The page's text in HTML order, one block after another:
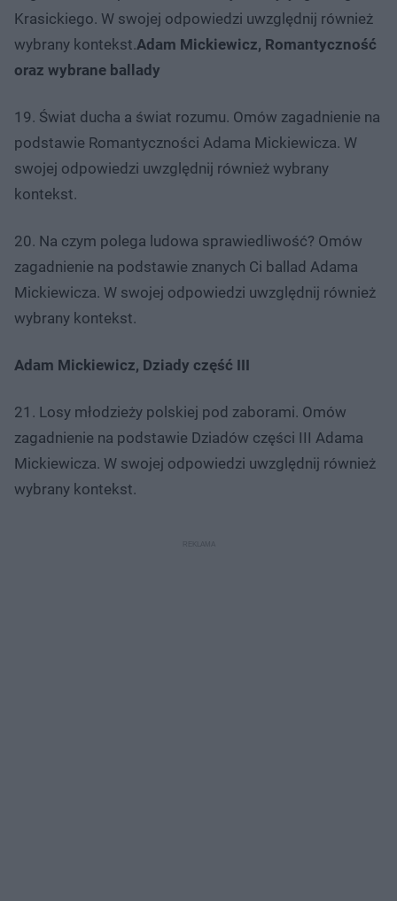
Krasickiego. W swojej odpowiedzi uwzględnij również
wybrany kontekst.Adam Mickiewicz, Romantyczność
oraz wybrane ballady
19. Świat ducha a świat rozumu. Omów zagadnienie na
podstawie Romantyczności Adama Mickiewicza. W
swojej odpowiedzi uwzględnij również wybrany
kontekst.
20. Na czym polega ludowa sprawiedliwość? Omów
zagadnienie na podstawie znanych Ci ballad Adama
Mickiewicza. W swojej odpowiedzi uwzględnij również
wybrany kontekst.
Adam Mickiewicz, Dziady część III
21. Losy młodzieży polskiej pod zaborami. Omów
zagadnienie na podstawie Dziadów części III Adama
Mickiewicza. W swojej odpowiedzi uwzględnij również
wybrany kontekst.